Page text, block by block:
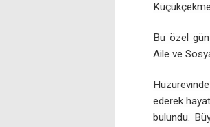
Bu özel
Aile ve
ederek
bulundu.